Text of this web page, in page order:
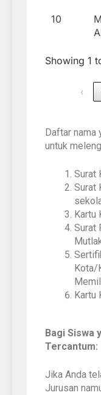
10
Showing 1
‹
Daftar nama
untuk
Surat
Surat
Kartu
Surat
Kota/
Bagi Siswa
Tercantum:
Jika Anda
Jurusan